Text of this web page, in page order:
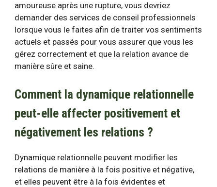
amoureuse après une rupture, vous devriez
demander des services de conseil professionnels
lorsque vous le faites afin de traiter vos sentiments
actuels et passés pour vous assurer que vous les
gérez correctement et que la relation avance de
manière sûre et saine.
Comment la dynamique relationnelle
peut-elle affecter positivement et
négativement les relations ?
Dynamique relationnelle peuvent modifier les
relations de manière à la fois positive et négative,
et elles peuvent être à la fois évidentes et